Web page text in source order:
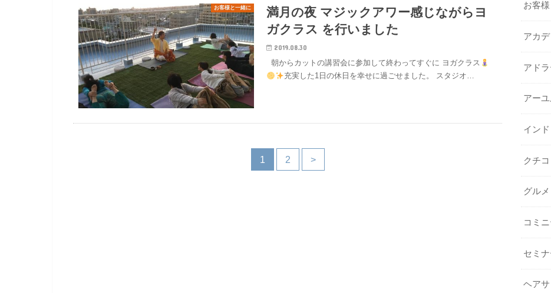
お客様と一緒に
満月の夜 マジックアワー感じながらヨ
ガクラス を行いました
2019.08.30
朝からカットの講習会に参加して終わってすぐに ヨガクラス
充実した1日の休日を幸せに過ごせました。 スタジオ…
1 2 >
お客
アカ
アド
アー
インド
クチコ
グルメ
コミ
セミ
ヘア